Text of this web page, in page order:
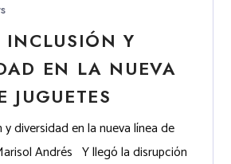
Y
EN LA NUEVA
JUGUETES
diversidad en la nueva línea de
Andrés Y llegó la disrupción